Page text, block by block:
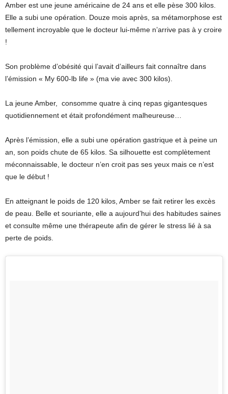
Amber est une jeune américaine de 24 ans et elle pèse 300 kilos.
Elle a subi une opération. Douze mois après, sa métamorphose est
tellement incroyable que le docteur lui-même n’arrive pas à y croire
!
Son problème d’obésité qui l’avait d’ailleurs fait connaître dans
l’émission « My 600-lb life » (ma vie avec 300 kilos).
La jeune Amber, consomme quatre à cinq repas gigantesques
quotidiennement et était profondément malheureuse…
Après l’émission, elle a subi une opération gastrique et à peine un
an, son poids chute de 65 kilos. Sa silhouette est complètement
méconnaissable, le docteur n’en croit pas ses yeux mais ce n’est
que le début !
En atteignant le poids de 120 kilos, Amber se fait retirer les excès
de peau. Belle et souriante, elle a aujourd’hui des habitudes saines
et consulte même une thérapeute afin de gérer le stress lié à sa
perte de poids.